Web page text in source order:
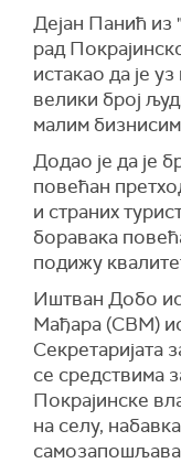
Дејан Панић из
рад
истакао да је
велики број
малим
Додао је да је
повећан
и страних
боравака
подижу
Иштван Добо
Мађара (СВМ)
Секретаријата
се средствима
Покрајинске
на селу,